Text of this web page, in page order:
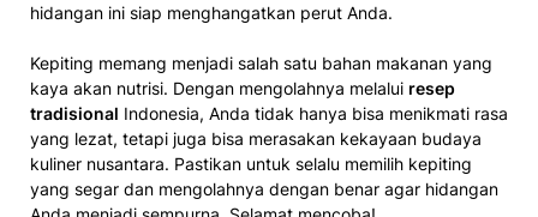
hidangan ini siap menghangatkan perut Anda.
Kepiting memang menjadi salah satu bahan makanan yang
kaya akan nutrisi. Dengan mengolahnya melalui resep
tradisional Indonesia, Anda tidak hanya bisa menikmati rasa
yang lezat, tetapi juga bisa merasakan kekayaan budaya
kuliner nusantara. Pastikan untuk selalu memilih kepiting
yang segar dan mengolahnya dengan benar agar hidangan